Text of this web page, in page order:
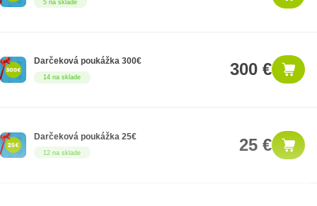
5 na sklade
14 na sklade
Darčeková poukážka 300€ 300 €
12 na sklade
Darčeková poukážka 25€ 25 €